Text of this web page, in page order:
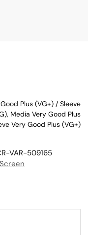
Plus (VG+) / Sleeve
Media Very Good Plus
Very Good Plus (VG+)
VAR-509165